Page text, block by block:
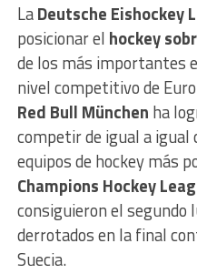
LaDeutsche Eishockey
posicionar el hockey
de los más importantes
nivel competitivo de
Red Bull München ha
competir de igual a igual
equipos de hockey más
Champions Hockey
consiguieron el
derrotados en la final
Suecia.